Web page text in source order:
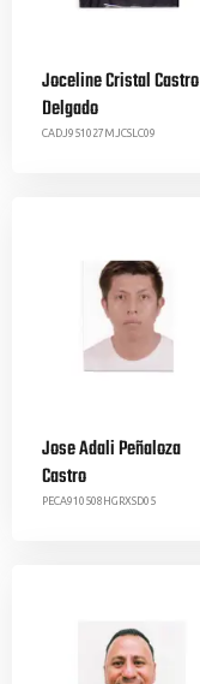
Joceline Cristal Castro
Delgado
CADJ951027MJCSLC09
Jose Adali Peñaloza
Castro
PECA910508HGRXSD05